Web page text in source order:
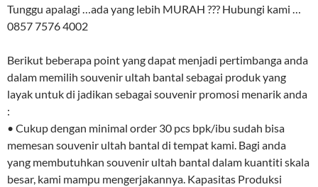
Tunggu apalagi …ada yang lebih MURAH ??? Hubungi kami …
0857 7576 4002
Berikut beberapa point yang dapat menjadi pertimbanga anda
dalam memilih souvenir ultah bantal sebagai produk yang
layak untuk di jadikan sebagai souvenir promosi menarik anda
:
• Cukup dengan minimal order 30 pcs bpk/ibu sudah bisa
memesan souvenir ultah bantal di tempat kami. Bagi anda
yang membutuhkan souvenir ultah bantal dalam kuantiti skala
besar, kami mampu mengerjakannya. Kapasitas Produksi